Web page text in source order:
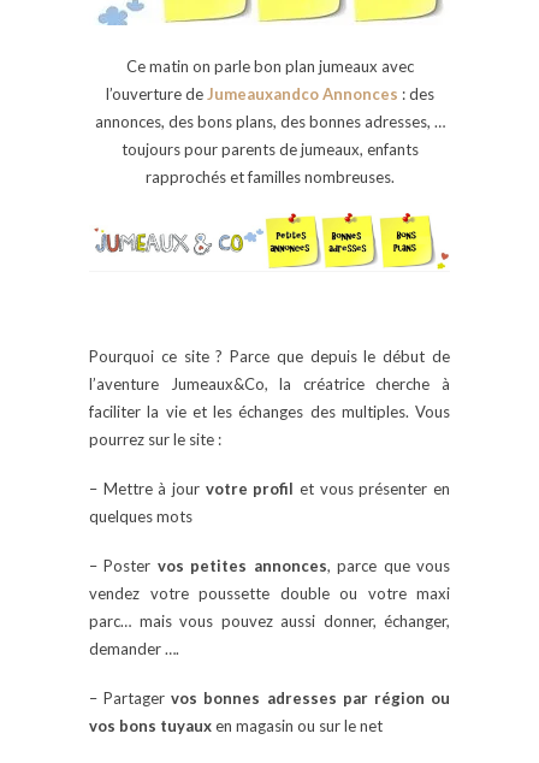
Ce matin on parle bon plan jumeaux avec
l’ouverture deJumeauxandco Annonces : des
annonces, des bons plans, des bonnes adresses, …
toujours pour parents de jumeaux, enfants
rapprochés et familles nombreuses.
Pourquoi ce site ? Parce que depuis le début de
l’aventure Jumeaux&Co, la créatrice cherche à
faciliter la vie et les échanges des multiples. Vous
pourrez sur le site :
– Mettre à jour votre profil et vous présenter en
quelques mots
– Poster vos petites annonces, parce que vous
vendez votre poussette double ou votre maxi
parc… mais vous pouvez aussi donner, échanger,
demander ….
– Partager vos bonnes adresses par région ou
vos bons tuyauxen magasin ou sur le net